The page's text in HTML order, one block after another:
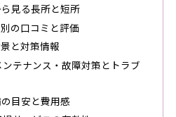
見る長所と短所
の口コミと評価
と対策情報
テナンス・故障対策とトラブ
目安と費用感